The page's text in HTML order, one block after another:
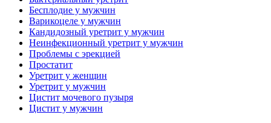
Бесплодие у мужчин
Варикоцеле у мужчин
Кандидозный уретрит у мужчин
Неинфекционный уретрит у мужчин
Проблемы с эрекцией
Простатит
Уретрит у женщин
Уретрит у мужчин
Цистит мочевого пузыря
Цистит у мужчин